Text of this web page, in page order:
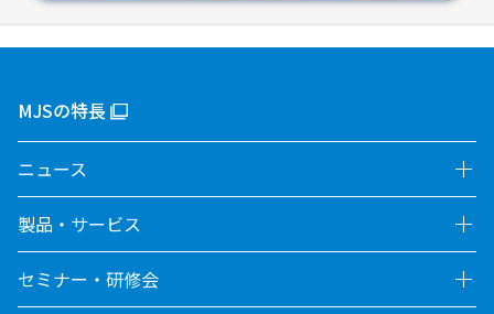
MJSの特長
ニュース
製品・サービス
セミナー・研修会